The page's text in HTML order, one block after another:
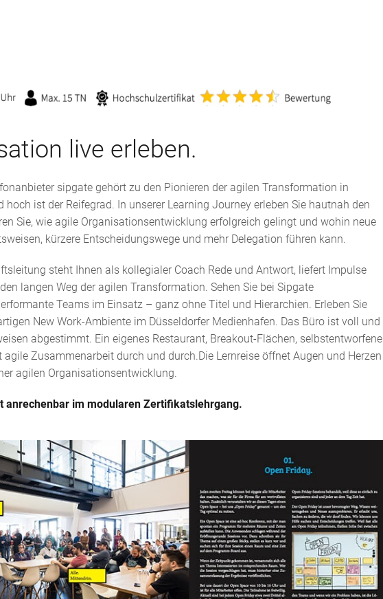
live erleben.
sipgate gehört zu den Pionieren der agilen Transformation in
hoch ist der Reifegrad. In unserer Learning Journey erleben Sie hautnah den
Sie, wie agile Organisationsentwicklung erfolgreich gelingt und wohin neue
kürzere Entscheidungswege und mehr Delegation führen kann.
steht Ihnen als kollegialer Coach Rede und Antwort, liefert Impulse
langen Weg der agilen Transformation. Sehen Sie bei Sipgate
Teams im Einsatz – ganz ohne Titel und Hierarchien. Erleben Sie
New Work-Ambiente im Düsseldorfer Medienhafen. Das Büro ist voll und
abgestimmt. Ein eigenes Restaurant, Breakout-Flächen, selbstentworfene
Zusammenarbeit durch und durch.Die Lernreise öffnet Augen und Herzen
agilen Organisationsentwicklung.
anrechenbar im modularen Zertifikatslehrgang.